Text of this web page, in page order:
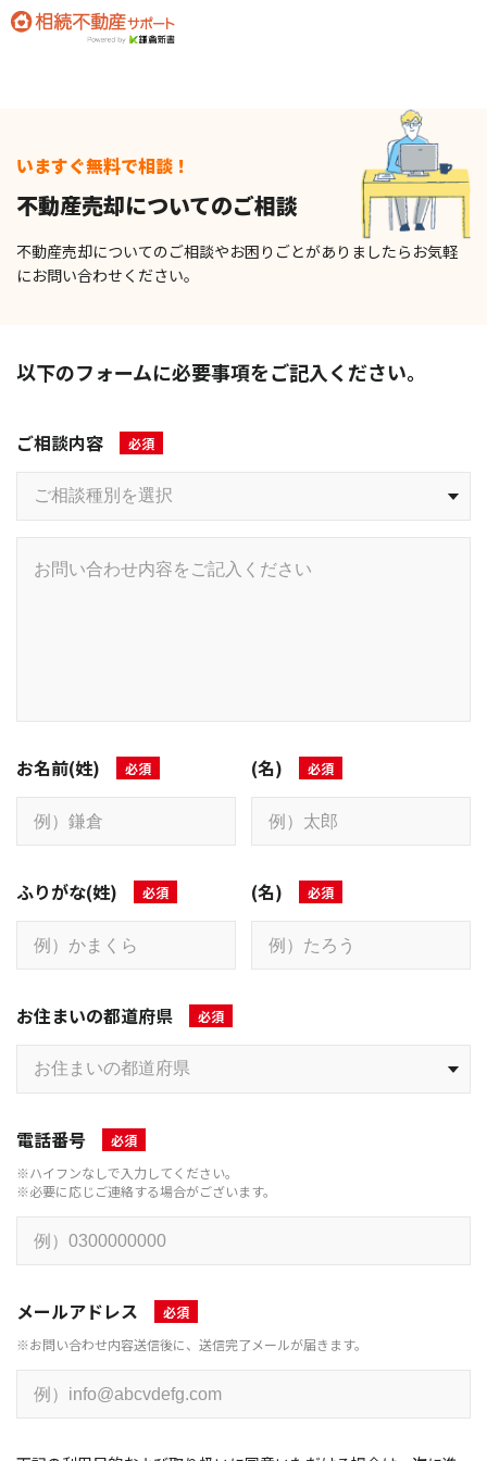
いますぐ無料で相談！
不動産売却についてのご相談
不動産売却についてのご相談やお困りごとがありましたら お気軽
にお問い合わせください。
以下のフォームに必要事項をご記入ください。
ご相談内容
お名前(姓) (名)
ふりがな(姓) (名)
お住まいの都道府県
電話番号
※ハイフンなしで入力してください。
※必要に応じご連絡する場合がございます。
メールアドレス
※お問い合わせ内容送信後に、送信完了メールが届きます。